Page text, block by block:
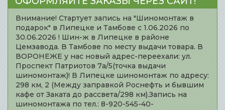
Внимание! Стартует запись на "Шиномонтаж в
подарок" в Липецке и Тамбове с 1.06.2026 по
30.06.2026 ! Шин-ж в Липецке в районе
Цемзавода. В Тамбове по месту выдачи товара. В
ВОРОНЕЖЕ у нас новый адрес-переехали: ул.
Проспект Патриотов 7а/5(точка выдачи
шиномонтаж)! В Липецке шиномонтаж по адресу:
298 км, 2 (Между заправкой Роснефть и бывшим
кафе от Заката до рассвета/298 км).Запись на
шиномонтажа по тел.: 8-920-545-40-